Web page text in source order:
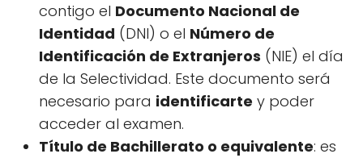
contigo el Documento Nacional de
Identidad (DNI) o el Número de
Identificación de Extranjeros (NIE) el día
de la Selectividad. Este documento será
necesario para identificarte y poder
acceder al examen.
Título de Bachillerato o equivalente: es